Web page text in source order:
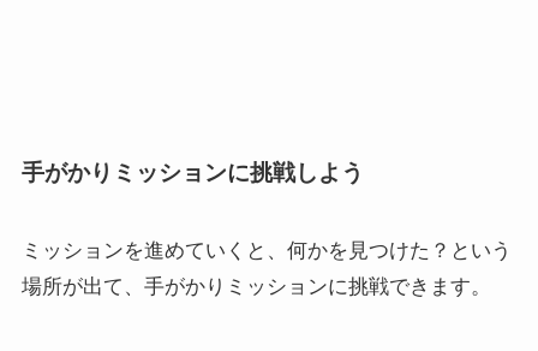
手がかりミッションに挑戦しよう
ミッションを進めていくと、何かを見つけた？という
場所が出て、手がかりミッションに挑戦できます。